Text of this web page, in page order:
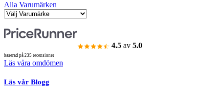
Alla Varumärken
4.5 av 5.0
baserad på 235 recensioner
Läs våra omdömen
Läs vår Blogg